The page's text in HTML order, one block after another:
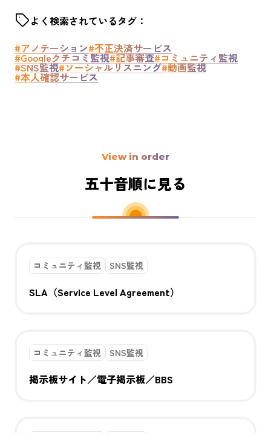
よく検索されているタグ：
#アノテーション#不正決済サービス
#Googleクチコミ監視#記事審査#コミュニティ監視
#SNS監視#ソーシャルリスニング#動画監視
#本人確認サービス
View in order
五十音順に見る
コミュニティ監視 SNS監視
SLA（Service Level Agreement）
コミュニティ監視 SNS監視
掲示板サイト／電子掲示板／BBS